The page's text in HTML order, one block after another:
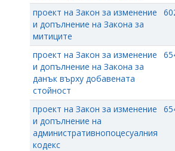
проект на Закон за изменение
и допълнение на Закона за
митиците
проект на Закон за изменение
и допълнение на Закона за
данък върху добавената
стойност
проект на Закон за изменение
и допълнение на
административнопоцесуалния
кодекс